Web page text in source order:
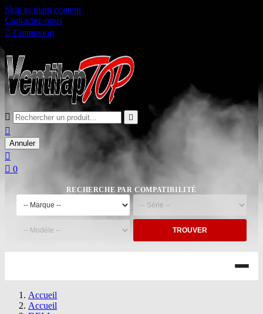
Skip to main content
Contactez-nous
 Connexion
 

Annuler

 0
RECHERCHE PAR COMPATIBILITÉ
TROUVER
Accueil
Accueil